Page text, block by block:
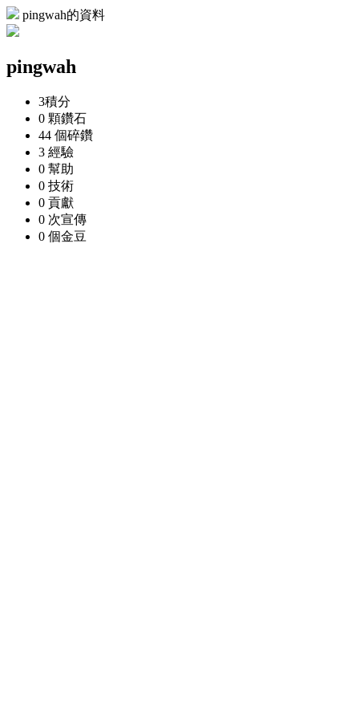
pingwah的資料
pingwah
3積分
0 顆鑽石
44 個碎鑽
3 經驗
0 幫助
0 技術
0 貢獻
0 次宣傳
0 個金豆